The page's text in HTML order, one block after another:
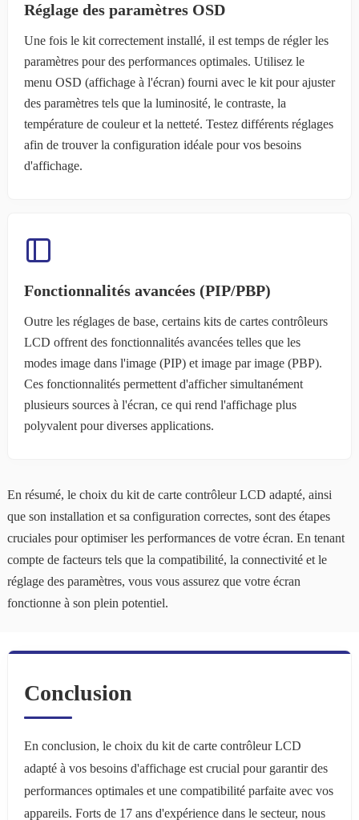
Réglage des paramètres OSD
Une fois le kit correctement installé, il est temps de régler les
paramètres pour des performances optimales. Utilisez le
menu OSD (affichage à l'écran) fourni avec le kit pour ajuster
des paramètres tels que la luminosité, le contraste, la
température de couleur et la netteté. Testez différents réglages
afin de trouver la configuration idéale pour vos besoins
d'affichage.
Fonctionnalités avancées (PIP/PBP)
Outre les réglages de base, certains kits de cartes contrôleurs
LCD offrent des fonctionnalités avancées telles que les
modes image dans l'image (PIP) et image par image (PBP).
Ces fonctionnalités permettent d'afficher simultanément
plusieurs sources à l'écran, ce qui rend l'affichage plus
polyvalent pour diverses applications.
En résumé, le choix du kit de carte contrôleur LCD adapté, ainsi
que son installation et sa configuration correctes, sont des étapes
cruciales pour optimiser les performances de votre écran. En tenant
compte de facteurs tels que la compatibilité, la connectivité et le
réglage des paramètres, vous vous assurez que votre écran
fonctionne à son plein potentiel.
Conclusion
En conclusion, le choix du kit de carte contrôleur LCD
adapté à vos besoins d'affichage est crucial pour garantir des
performances optimales et une compatibilité parfaite avec vos
appareils. Forts de 17 ans d'expérience dans le secteur, nous